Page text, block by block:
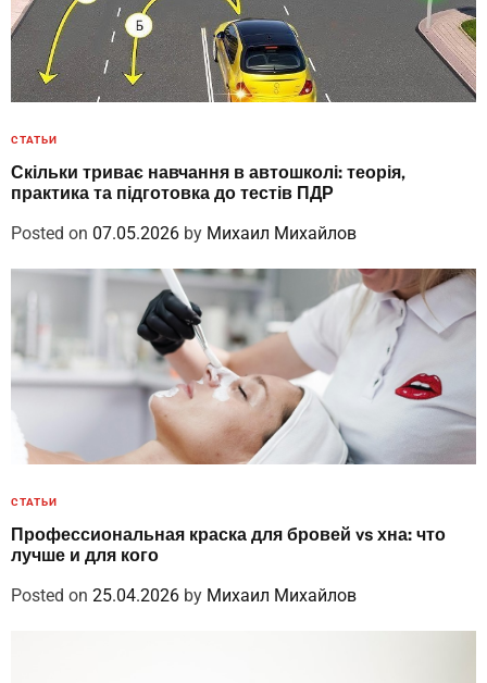
СТАТЬИ
Скільки триває навчання в автошколі: теорія,
практика та підготовка до тестів ПДР
Posted on 07.05.2026 by Михаил Михайлов
СТАТЬИ
Профессиональная краска для бровей vs хна: что
лучше и для кого
Posted on 25.04.2026 by Михаил Михайлов